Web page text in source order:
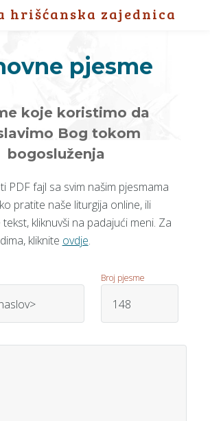
hrišćanska zajednica
pjesme
koje koristimo da
Bog tokom
bogosluženja
PDF fajl sa svim našim pjesmama
pratite naše liturgija online, ili
kliknuvši na padajući meni. Za
kliknite ovdje.
Broj pjesme